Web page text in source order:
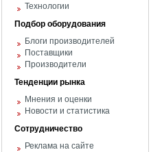
Технологии
Подбор оборудования
Блоги производителей
Поставщики
Производители
Тенденции рынка
Мнения и оценки
Новости и статистика
Сотрудничество
Реклама на сайте